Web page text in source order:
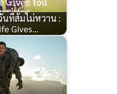
นที่ส้มไม่หวาน :
Gives…